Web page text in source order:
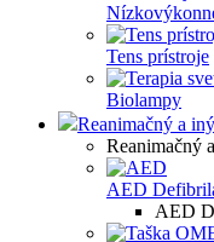
Tens prístroje
Biolampy
Reanimačný a
Reanimačný
AED
AED